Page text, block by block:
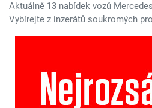
Aktuálně 13 nabídek vozů
Vybírejte z inzerátů soukromých